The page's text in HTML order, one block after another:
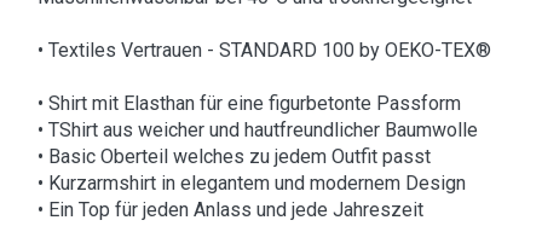
• Textiles Vertrauen - STANDARD 100 by OEKO-TEX®
• Shirt mit Elasthan für eine figurbetonte Passform
• TShirt aus weicher und hautfreundlicher Baumwolle
• Basic Oberteil welches zu jedem Outfit passt
• Kurzarmshirt in elegantem und modernem Design
• Ein Top für jeden Anlass und jede Jahreszeit